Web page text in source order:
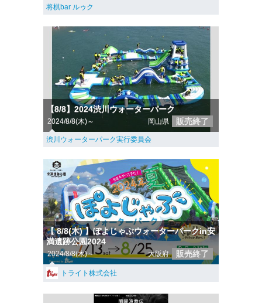
将棋bar ルゥク
【8/8】2024渋川ウォーターパーク
2024/8/8(木)～ 岡山県 販売終了
渋川ウォーターパーク実行委員会
【 8/8(木) 】ぽよじゃぶウォーターパークin安
満遺跡公園2024
2024/8/8(木)～ 大阪府 販売終了
トライト株式会社